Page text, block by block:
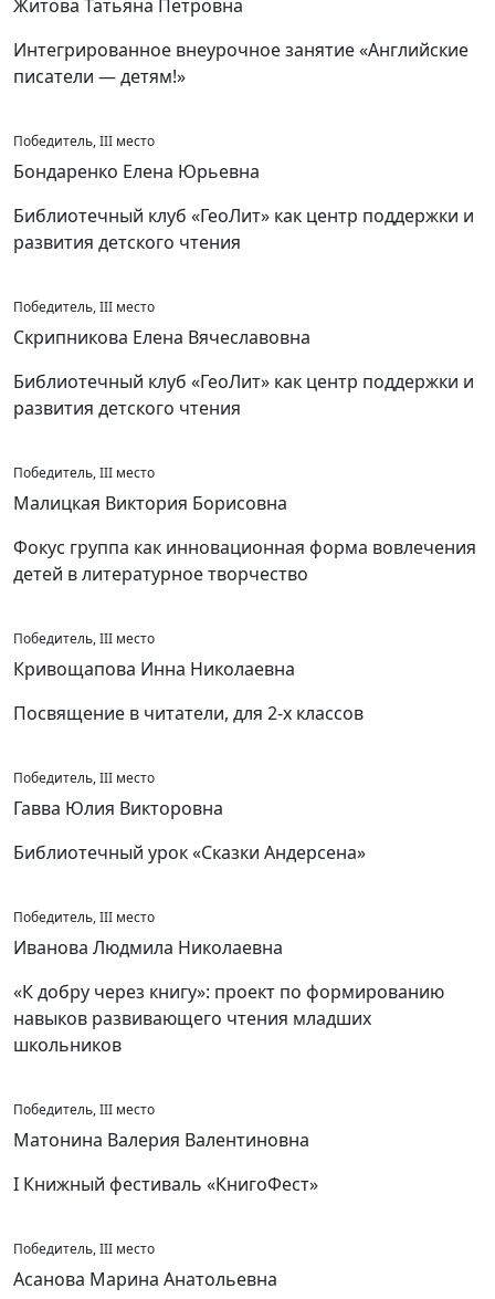
Житова Татьяна Петровна
Интегрированное внеурочное занятие «Английские
писатели — детям!»
Победитель, III место
Бондаренко Елена Юрьевна
Библиотечный клуб «ГеоЛит» как центр поддержки и
развития детского чтения
Победитель, III место
Скрипникова Елена Вячеславовна
Библиотечный клуб «ГеоЛит» как центр поддержки и
развития детского чтения
Победитель, III место
Малицкая Виктория Борисовна
Фокус группа как инновационная форма вовлечения
детей в литературное творчество
Победитель, III место
Кривощапова Инна Николаевна
Посвящение в читатели, для 2-х классов
Победитель, III место
Гавва Юлия Викторовна
Библиотечный урок «Сказки Андерсена»
Победитель, III место
Иванова Людмила Николаевна
«К добру через книгу»: проект по формированию
навыков развивающего чтения младших
школьников
Победитель, III место
Матонина Валерия Валентиновна
I Книжный фестиваль «КнигоФест»
Победитель, III место
Асанова Марина Анатольевна